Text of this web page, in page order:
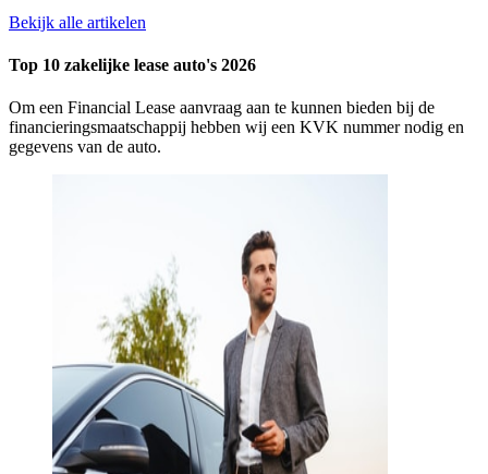
Bekijk alle artikelen
Top 10 zakelijke lease auto's 2026
Om een Financial Lease aanvraag aan te kunnen bieden bij de
financieringsmaatschappij hebben wij een KVK nummer nodig en
gegevens van de auto.